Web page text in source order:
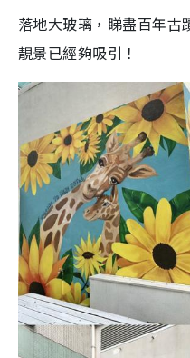
落地大玻璃，睇盡百年古
靚景已經夠吸引！